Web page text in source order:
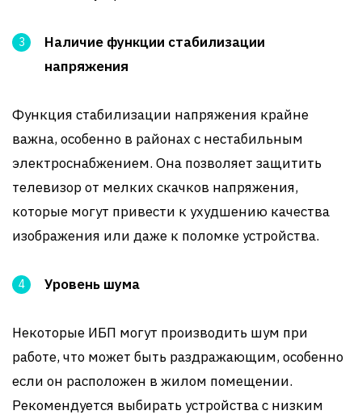
Наличие функции стабилизации
напряжения
Функция стабилизации напряжения крайне
важна, особенно в районах с нестабильным
электроснабжением. Она позволяет защитить
телевизор от мелких скачков напряжения,
которые могут привести к ухудшению качества
изображения или даже к поломке устройства.
Уровень шума
Некоторые ИБП могут производить шум при
работе, что может быть раздражающим, особенно
если он расположен в жилом помещении.
Рекомендуется выбирать устройства с низким